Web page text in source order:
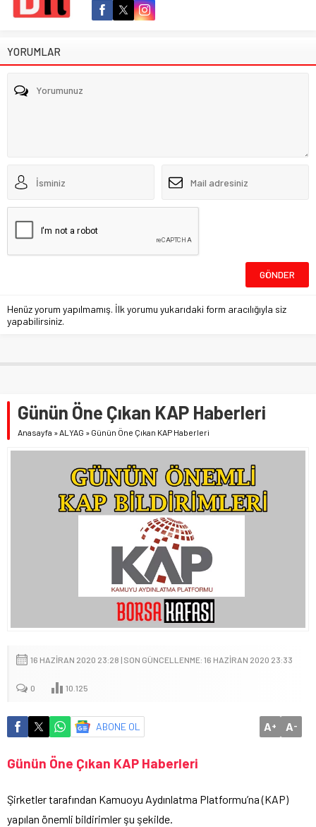
YORUMLAR
Henüz yorum yapılmamış. İlk yorumu yukarıdaki form aracılığıyla siz
yapabilirsiniz.
Günün Öne Çıkan KAP Haberleri
Anasayfa »ALYAG » Günün Öne Çıkan KAP Haberleri
16 HAZIRAN 2020 23:28 | SON GÜNCELLENME: 16 HAZIRAN 2020 23:33
0 10.125
ABONE OL A+ A-
Günün Öne Çıkan KAP Haberleri
Şirketler tarafından Kamuoyu Aydınlatma Platformu’na (KAP)
yapılan önemli bildirimler şu şekilde.